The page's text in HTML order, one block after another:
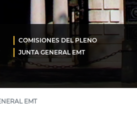
COMISIONES DEL PLENO
JUNTA GENERAL EMT
EMT